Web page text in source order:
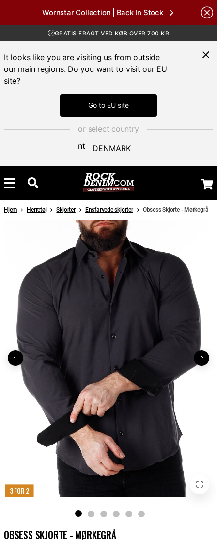
Wornstar Collection | Back In Stock
30 DAGES ÅBENT KØB
GRATIS FRAGT VED KØB OVER 700 KR
It looks like you are visiting us from outside
our main regions. Do you want to visit our EU
site?
Go to EU site
or select country
DENMARK
Hjem Herretøj Skjorter Ensfarvede skjorter Obsess Skjorte - Mørkegrå
3 FOR 2
OBSESS SKJORTE - MØRKEGRÅ